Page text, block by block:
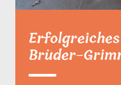
Brüder-